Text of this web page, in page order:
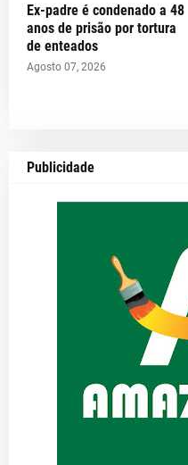
Ex-padre é condenado a 48
anos de prisão por tortura
de enteados
Agosto 07, 2026
Publicidade